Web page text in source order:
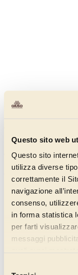
Questo sito web
Questo sito
utilizza diverse
correttamente il
navigazione
consenso,
in forma statistica
per farti
messaggi
Pannagusto Tiramisù
Pasta aromatizzante
di acidità.
Scopri di più